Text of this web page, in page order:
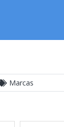
Marcas